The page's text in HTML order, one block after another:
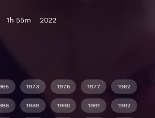
1h 55m 2022
1973 1976 1977 1982
1989 1990 1991 1992